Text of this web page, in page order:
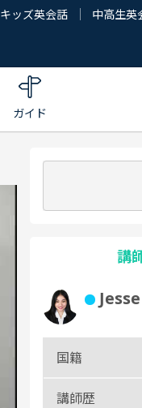
キッズ英会話 中高生英
ガイド
講
Jesse
国籍
講師歴